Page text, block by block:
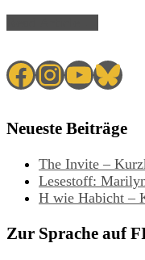
Facebook
Instagram
Neueste Beiträge
The Invite –
Lesestoff:
H wie Habicht –
Zur Sprache auf